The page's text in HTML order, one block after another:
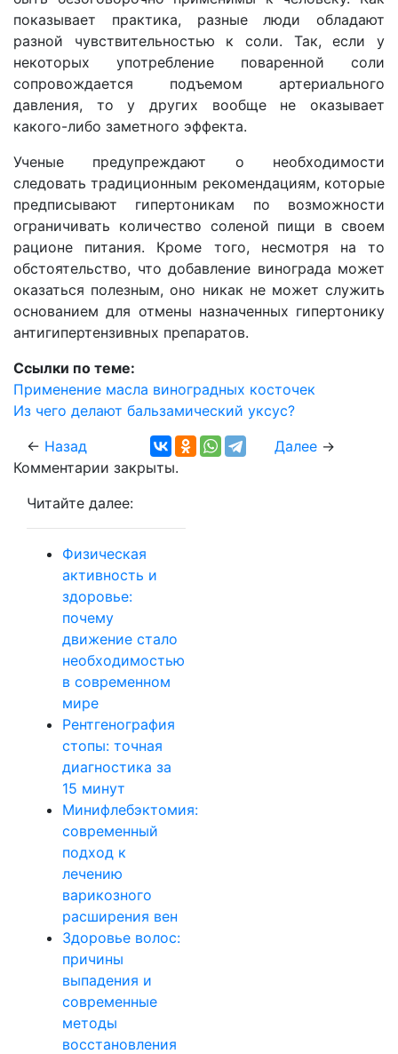
показывает практика, разные люди обладают
разной чувствительностью к соли. Так, если у
некоторых употребление поваренной соли
сопровождается подъемом артериального
давления, то у других вообще не оказывает
какого-либо заметного эффекта.
Ученые предупреждают о необходимости
следовать традиционным рекомендациям, которые
предписывают гипертоникам по возможности
ограничивать количество соленой пищи в своем
рационе питания. Кроме того, несмотря на то
обстоятельство, что добавление винограда может
оказаться полезным, оно никак не может служить
основанием для отмены назначенных гипертонику
антигипертензивных препаратов.
Ссылки по теме:
Применение масла виноградных косточек
Из чего делают бальзамический уксус?
← Назад Далее→
Комментарии закрыты.
Читайте далее:
Физическая
активность и
здоровье:
почему
движение стало
необходимостью
в современном
мире
Рентгенография
стопы: точная
диагностика за
15 минут
Минифлебэктомия:
современный
подход к
лечению
варикозного
расширения вен
Здоровье волос:
причины
выпадения и
современные
методы
восстановления